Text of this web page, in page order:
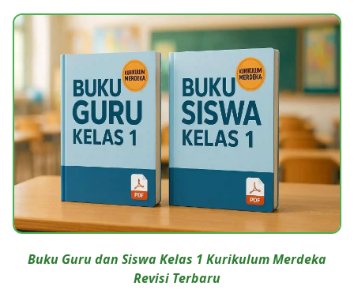
Buku Guru dan Siswa Kelas 1 Kurikulum Merdeka
Revisi Terbaru